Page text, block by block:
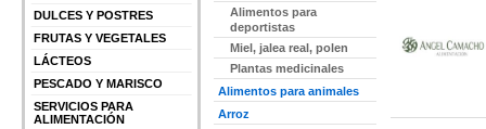
DULCES Y POSTRES
FRUTAS Y VEGETALES
LÁCTEOS
PESCADO Y MARISCO
SERVICIOS PARA
ALIMENTACIÓN
Alimentos para
deportistas
Miel, jalea real, polen
Plantas medicinales
Alimentos para animales
Arroz